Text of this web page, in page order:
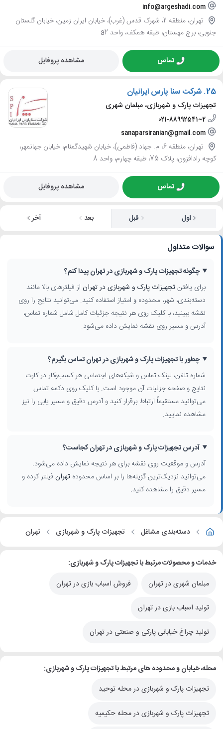
info@argeshadi.com
تهران، منطقه 2، شهرک قدس (غرب)، خیابان ایران زمین، خیابان گلستان
جنوبی، برج مهستان، طبقه همکف، واحد a2
تماس مشاهده پروفایل
25. شرکت سنا پارس ایرانیان
تجهیزات پارک و شهربازی، مبلمان شهری
021-88992541~2
sanaparsiranian@gmail.com
تهران، منطقه 6، م. جهاد (فاطمی)، خیابان شهیدگمنام، خیابان جهانمهر،
کوچه رادافزون، پلاک 75، طبقه چهارم، واحد 8
تماس مشاهده پروفایل
اول قبل بعد آخر
سوالات متداول
چگونه تجهیزات پارک و شهربازی در تهران پیدا کنم؟
برای یافتنتجهیزات پارک و شهربازی در تهران از فیلترهای بالا مانند
دسته‌بندی، شهر، محدوده و امتیاز استفاده کنید. می‌توانید نتایج را روی
نقشه ببینید، با کلیک روی هر نتیجه جزئیات کامل شامل شماره تماس،
آدرس و مسیر روی نقشه نمایش داده می‌شود.
چطور با تجهیزات پارک و شهربازی در تهران تماس بگیرم؟
شماره تلفن، لینک تماس و شبکه‌های اجتماعی هر کسب‌وکار در کارت
نتایج و صفحه جزئیات آن موجود است. با کلیک روی دکمه تماس
می‌توانید مستقیماً ارتباط برقرار کنید و آدرس دقیق و مسیر یابی را نیز
مشاهده نمایید.
آدرس تجهیزات پارک و شهربازی در تهران کجاست؟
آدرس و موقعیت روی نقشه برای هر نتیجه نمایش داده می‌شود.
می‌توانید نزدیک‌ترین گزینه‌ها را بر اساس محدودهتهران فیلتر کرده و
مسیر دقیق را مشاهده کنید.
دسته‌بندی مشاغل تجهیزات پارک و شهربازی تهران
خدمات و محصولات مرتبط با تجهیزات پارک و شهربازی:
مبلمان شهری در تهران
فروش اسباب بازی در تهران
تولید اسباب بازی در تهران
تولید چراغ خیابانی پارکی و صنعتی در تهران
محله، خیابان و محدوده های مرتبط با تجهیزات پارک و شهربازی:
تجهیزات پارک و شهربازی در محله توحید
تجهیزات پارک و شهربازی در محله حکیمیه